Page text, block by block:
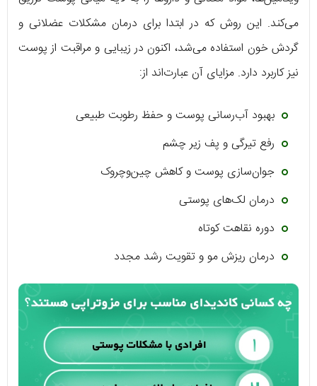
می‌کند. این روش که در ابتدا برای درمان مشکلات عضلانی و
گردش خون استفاده می‌شد، اکنون در زیبایی و مراقبت از پوست
نیز کاربرد دارد. مزایای آن عبارت‌اند از:
بهبود آب‌رسانی پوست و حفظ رطوبت طبیعی
رفع تیرگی و پف زیر چشم
جوان‌سازی پوست و کاهش چین‌وچروک
درمان لک‌های پوستی
دوره نقاهت کوتاه
درمان ریزش مو و تقویت رشد مجدد